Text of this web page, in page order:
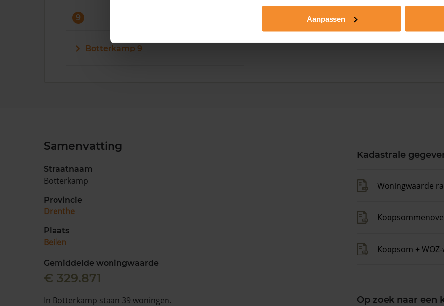
Aanpassen
9
Botterkamp 9
Samenvatting
Straatnaam
Botterkamp
Provincie
Drenthe
Plaats
Beilen
Gemiddelde woningwaarde
€ 329.871
In Botterkamp staan 39 woningen.
Kadastrale
Woningwaarde
Koopsom +
Op zoek naar een